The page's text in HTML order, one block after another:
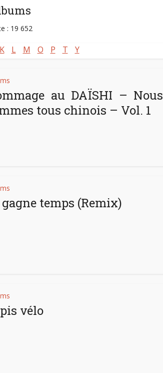
: 19 652
K L M O P T Y
au DAÏSHI – Nous
tous chinois – Vol. 1
temps (Remix)
vélo